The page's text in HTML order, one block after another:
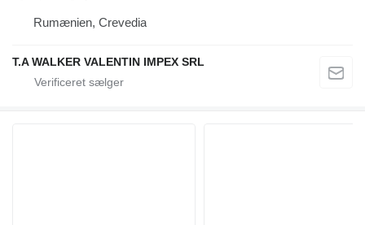
Rumænien, Crevedia
T.A WALKER VALENTIN IMPEX SRL